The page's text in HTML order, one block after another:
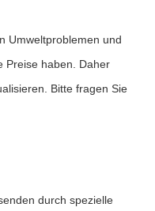
Umweltproblemen und
Preise haben. Daher
Bitte fragen Sie
durch spezielle